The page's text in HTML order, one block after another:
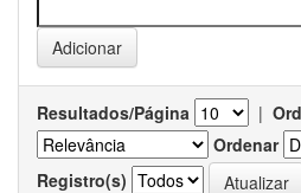
Resultados/Página |
Ordenar
Registro(s)